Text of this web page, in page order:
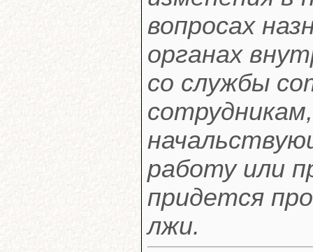
вопросах
органах
со службы
работу или
придется
лжи.